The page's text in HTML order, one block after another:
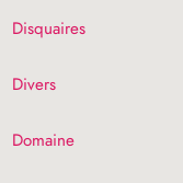
Disquaires
Divers
Domaine